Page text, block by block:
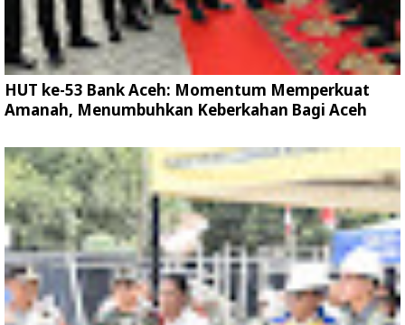
HUT ke-53 Bank Aceh: Momentum Memperkuat
Amanah, Menumbuhkan Keberkahan Bagi Aceh